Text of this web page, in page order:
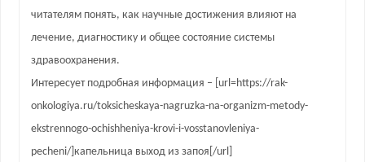
читателям понять, как научные достижения влияют на
лечение, диагностику и общее состояние системы
здравоохранения.
Интересует подробная информация – [url=https://rak-
onkologiya.ru/toksicheskaya-nagruzka-na-organizm-metody-
ekstrennogo-ochishheniya-krovi-i-vosstanovleniya-
pecheni/]капельница выход из запоя[/url]